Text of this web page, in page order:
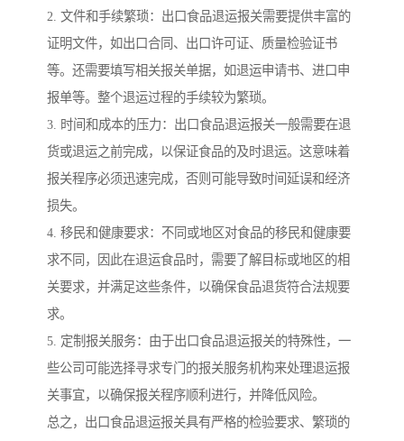
2. 文件和手续繁琐：出口食品退运报关需要提供丰富的
证明文件，如出口合同、出口许可证、质量检验证书
等。还需要填写相关报关单据，如退运申请书、进口申
报单等。整个退运过程的手续较为繁琐。
3. 时间和成本的压力：出口食品退运报关一般需要在退
货或退运之前完成，以保证食品的及时退运。这意味着
报关程序必须迅速完成，否则可能导致时间延误和经济
损失。
4. 移民和健康要求：不同或地区对食品的移民和健康要
求不同，因此在退运食品时，需要了解目标或地区的相
关要求，并满足这些条件，以确保食品退货符合法规要
求。
5. 定制报关服务：由于出口食品退运报关的特殊性，一
些公司可能选择寻求专门的报关服务机构来处理退运报
关事宜，以确保报关程序顺利进行，并降低风险。
总之，出口食品退运报关具有严格的检验要求、繁琐的